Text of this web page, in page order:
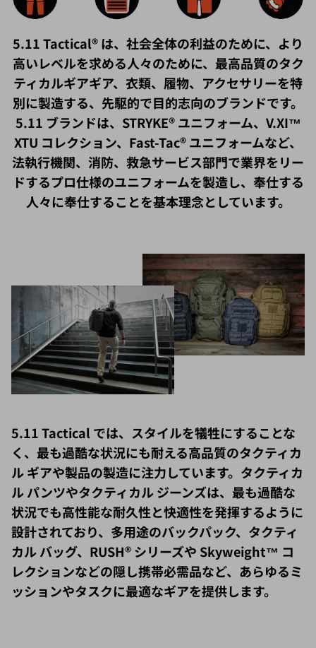
高いレベルを求める人々のために、最高品質のタク
ティカルギアギア、衣類、履物、アクセサリーを特
別に製造する、先駆的で目的志向のブランドです。
5.11 ブランドは、STRYKE® ユニフォーム、V.XI™
XTU コレクション、Fast-Tac® ユニフォームなど、
法執行機関、消防、救急サービス部門で業界をリー
ドするプロ仕様のユニフォームを製造し、奉仕する
人々に奉仕することを基本理念としています。
く、最も過酷な状況にも耐える高品質のタクティカ
ル ギアや製品の製造に注力しています。タクティカ
ル パンツやタクティカル ジーンズは、最も過酷な
状況でも高性能な耐久性と快適性を発揮するように
設計されており、多用途のバックパック、タクティ
カル バッグ、RUSH® シリーズや Skyweight™ コ
レクションなどの隠し携帯必需品など、あらゆるミ
ッションやタスクに最適なギアを提供します。